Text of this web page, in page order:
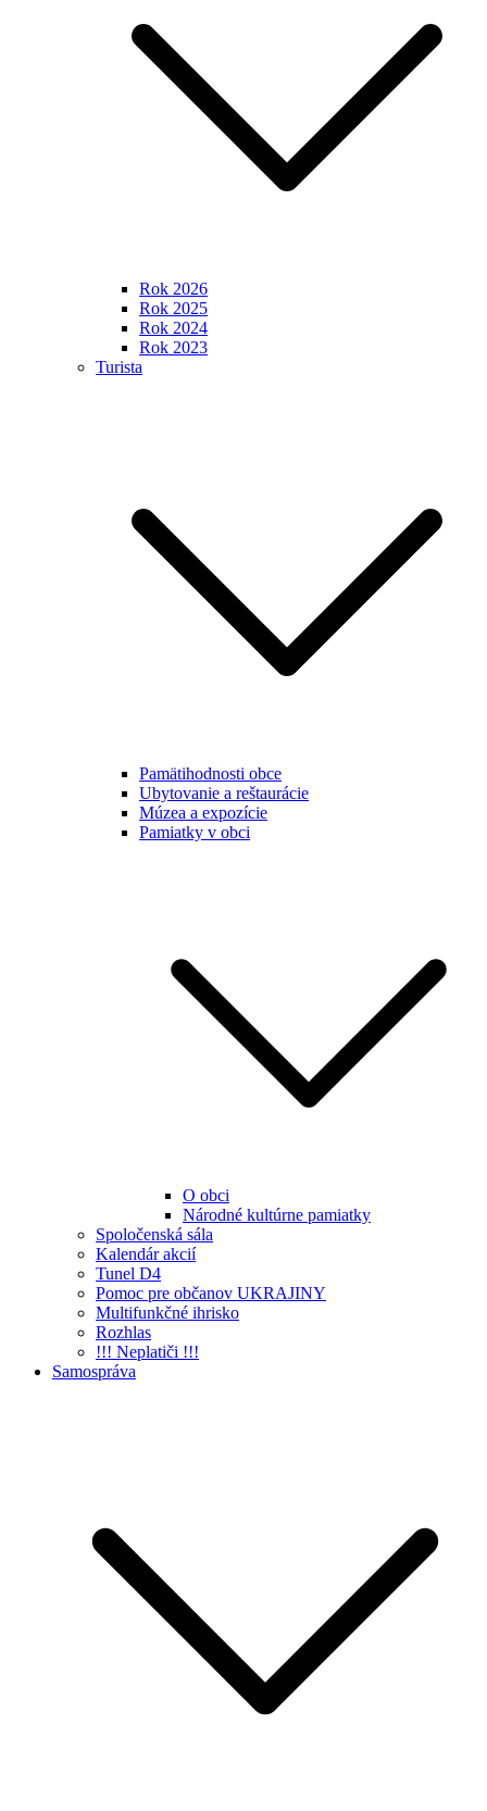
Rok 2026
Rok 2025
Rok 2024
Rok 2023
Turista
Pamätihodnosti obce
Ubytovanie a reštaurácie
Múzea a expozície
Pamiatky v obci
O obci
Národné kultúrne pamiatky
Spoločenská sála
Kalendár akcií
Tunel D4
Pomoc pre občanov UKRAJINY
Multifunkčné ihrisko
Rozhlas
!!! Neplatiči !!!
Samospráva